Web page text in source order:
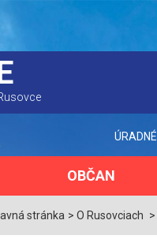
OBČAN
stránka O Rusovciach